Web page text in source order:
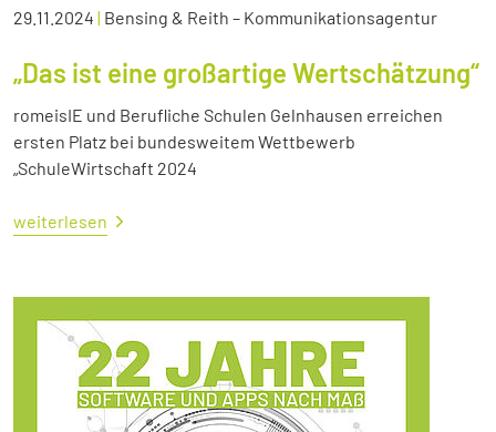
29.11.2024 | Bensing & Reith – Kommunikationsagentur
„Das ist eine großartige Wertschätzung“
romeisIE und Berufliche Schulen Gelnhausen erreichen
ersten Platz bei bundesweitem Wettbewerb
„SchuleWirtschaft 2024
weiterlesen